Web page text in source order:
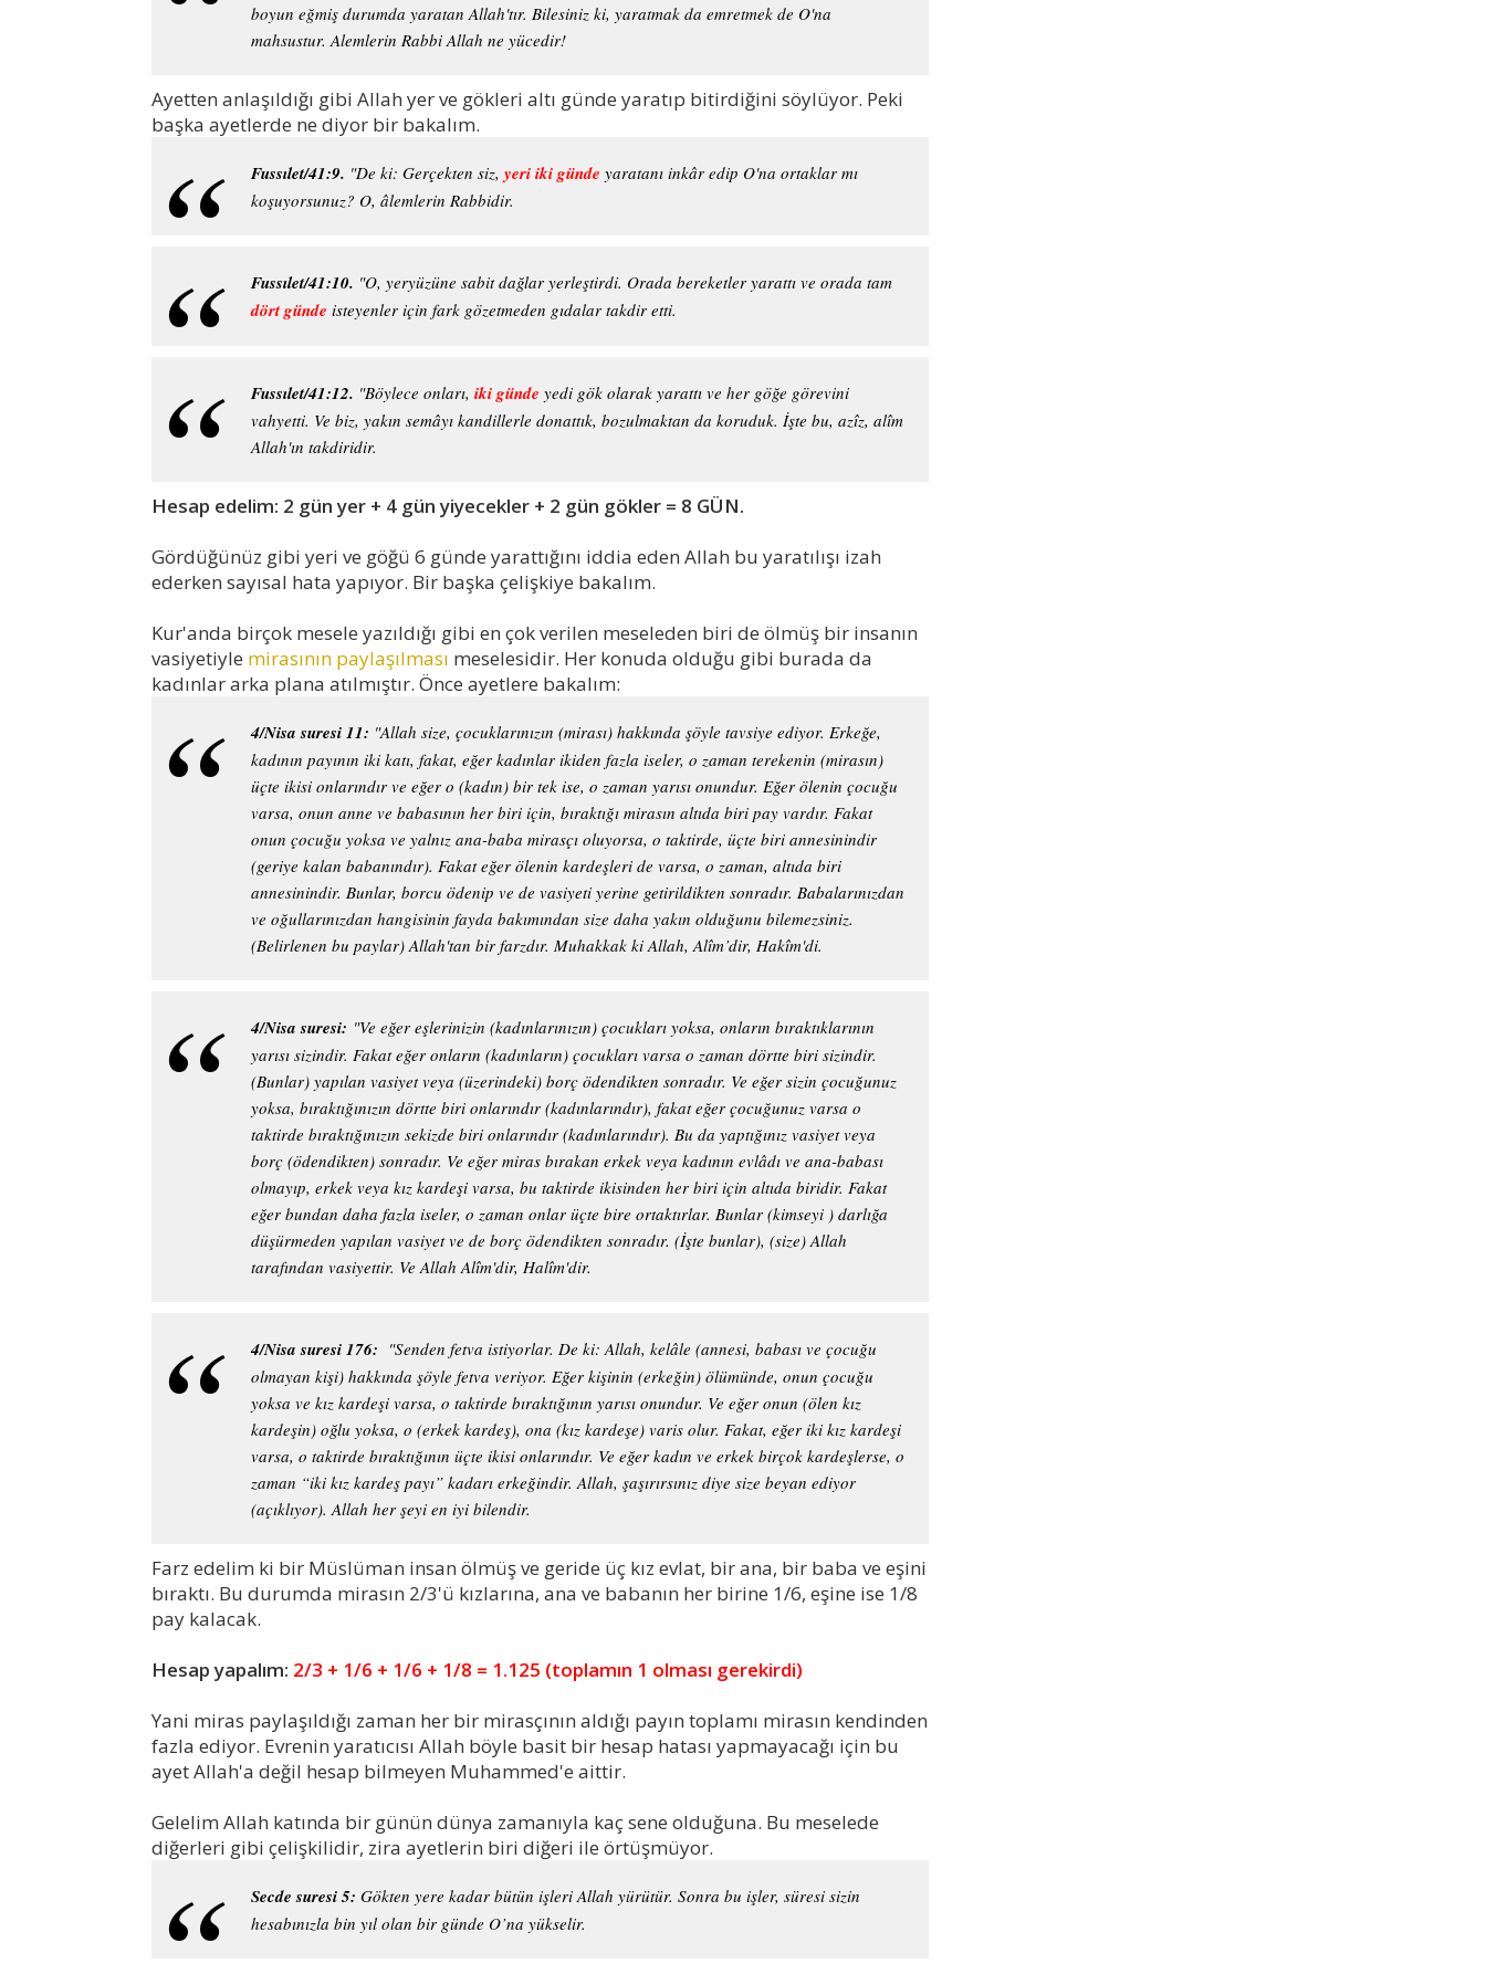
boyun eğmiş durumda yaratan Allah'tır. Bilesiniz ki, yaratmak da emretmek de O'na
mahsustur. Alemlerin Rabbi Allah ne yücedir!
Ayetten anlaşıldığı gibi Allah yer ve gökleri altı günde yaratıp bitirdiğini söylüyor. Peki
başka ayetlerde ne diyor bir bakalım.
Fussılet/41:9. "De ki: Gerçekten siz, yeri iki günde yaratanı inkâr edip O'na ortaklar mı
koşuyorsunuz? O, âlemlerin Rabbidir.
Fussılet/41:10. "O, yeryüzüne sabit dağlar yerleştirdi. Orada bereketler yarattı ve orada tam
dört günde isteyenler için fark gözetmeden gıdalar takdir etti.
Fussılet/41:12. "Böylece onları, iki günde yedi gök olarak yarattı ve her göğe görevini
vahyetti. Ve biz, yakın semâyı kandillerle donattık, bozulmaktan da koruduk. İşte bu, azîz, alîm
Allah'ın takdiridir.
Hesap edelim: 2 gün yer + 4 gün yiyecekler + 2 gün gökler = 8 GÜN.
Gördüğünüz gibi yeri ve göğü 6 günde yarattığını iddia eden Allah bu yaratılışı izah
ederken sayısal hata yapıyor. Bir başka çelişkiye bakalım.
Kur'anda birçok mesele yazıldığı gibi en çok verilen meseleden biri de ölmüş bir insanın
vasiyetiyle mirasının paylaşılması meselesidir. Her konuda olduğu gibi burada da
kadınlar arka plana atılmıştır. Önce ayetlere bakalım:
4/Nisa suresi 11: "Allah size, çocuklarınızın (mirası) hakkında şöyle tavsiye ediyor. Erkeğe,
kadının payının iki katı, fakat, eğer kadınlar ikiden fazla iseler, o zaman terekenin (mirasın)
üçte ikisi onlarındır ve eğer o (kadın) bir tek ise, o zaman yarısı onundur. Eğer ölenin çocuğu
varsa, onun anne ve babasının her biri için, bıraktığı mirasın altıda biri pay vardır. Fakat
onun çocuğu yoksa ve yalnız ana-baba mirasçı oluyorsa, o taktirde, üçte biri annesinindir
(geriye kalan babanındır). Fakat eğer ölenin kardeşleri de varsa, o zaman, altıda biri
annesinindir. Bunlar, borcu ödenip ve de vasiyeti yerine getirildikten sonradır. Babalarınızdan
ve oğullarınızdan hangisinin fayda bakımından size daha yakın olduğunu bilemezsiniz.
(Belirlenen bu paylar) Allah'tan bir farzdır. Muhakkak ki Allah, Alîm’dir, Hakîm'di.
4/Nisa suresi: "Ve eğer eşlerinizin (kadınlarınızın) çocukları yoksa, onların bıraktıklarının
yarısı sizindir. Fakat eğer onların (kadınların) çocukları varsa o zaman dörtte biri sizindir.
(Bunlar) yapılan vasiyet veya (üzerindeki) borç ödendikten sonradır. Ve eğer sizin çocuğunuz
yoksa, bıraktığınızın dörtte biri onlarındır (kadınlarındır), fakat eğer çocuğunuz varsa o
taktirde bıraktığınızın sekizde biri onlarındır (kadınlarındır). Bu da yaptığınız vasiyet veya
borç (ödendikten) sonradır. Ve eğer miras bırakan erkek veya kadının evlâdı ve ana-babası
olmayıp, erkek veya kız kardeşi varsa, bu taktirde ikisinden her biri için altıda biridir. Fakat
eğer bundan daha fazla iseler, o zaman onlar üçte bire ortaktırlar. Bunlar (kimseyi ) darlığa
düşürmeden yapılan vasiyet ve de borç ödendikten sonradır. (İşte bunlar), (size) Allah
tarafından vasiyettir. Ve Allah Alîm'dir, Halîm'dir.
4/Nisa suresi 176: "Senden fetva istiyorlar. De ki: Allah, kelâle (annesi, babası ve çocuğu
olmayan kişi) hakkında şöyle fetva veriyor. Eğer kişinin (erkeğin) ölümünde, onun çocuğu
yoksa ve kız kardeşi varsa, o taktirde bıraktığının yarısı onundur. Ve eğer onun (ölen kız
kardeşin) oğlu yoksa, o (erkek kardeş), ona (kız kardeşe) varis olur. Fakat, eğer iki kız kardeşi
varsa, o taktirde bıraktığının üçte ikisi onlarındır. Ve eğer kadın ve erkek birçok kardeşlerse, o
zaman “iki kız kardeş payı” kadarı erkeğindir. Allah, şaşırırsınız diye size beyan ediyor
(açıklıyor). Allah her şeyi en iyi bilendir.
Farz edelim ki bir Müslüman insan ölmüş ve geride üç kız evlat, bir ana, bir baba ve eşini
bıraktı. Bu durumda mirasın 2/3'ü kızlarına, ana ve babanın her birine 1/6, eşine ise 1/8
pay kalacak.
Hesap yapalım: 2/3 + 1/6 + 1/6 + 1/8 = 1.125 (toplamın 1 olması gerekirdi)
Yani miras paylaşıldığı zaman her bir mirasçının aldığı payın toplamı mirasın kendinden
fazla ediyor. Evrenin yaratıcısı Allah böyle basit bir hesap hatası yapmayacağı için bu
ayet Allah'a değil hesap bilmeyen Muhammed'e aittir.
Gelelim Allah katında bir günün dünya zamanıyla kaç sene olduğuna. Bu meselede
diğerleri gibi çelişkilidir, zira ayetlerin biri diğeri ile örtüşmüyor.
Secde suresi 5: Gökten yere kadar bütün işleri Allah yürütür. Sonra bu işler, süresi sizin
hesabınızla bin yıl olan bir günde O’na yükselir.